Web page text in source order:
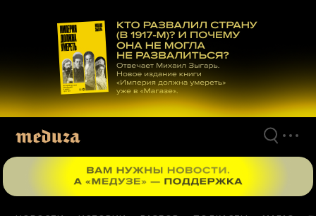
материалам